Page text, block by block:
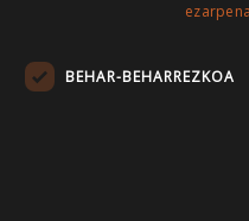
ALEA
MAILOPE NOAUA
BEHAR-BEHARREZKOA